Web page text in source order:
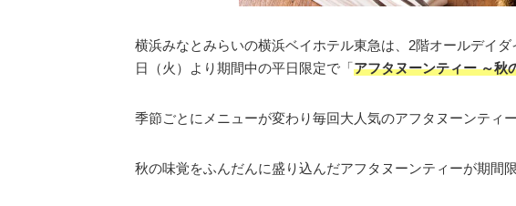
横浜みなとみらいの横浜ベイホテル東急は、2階オールデイ
日（火）より期間中の平日限定で「アフタヌーンティー ～秋
季節ごとにメニューが変わり毎回大人気のアフタヌーンティー
秋の味覚をふんだんに盛り込んだアフタヌーンティーが期間